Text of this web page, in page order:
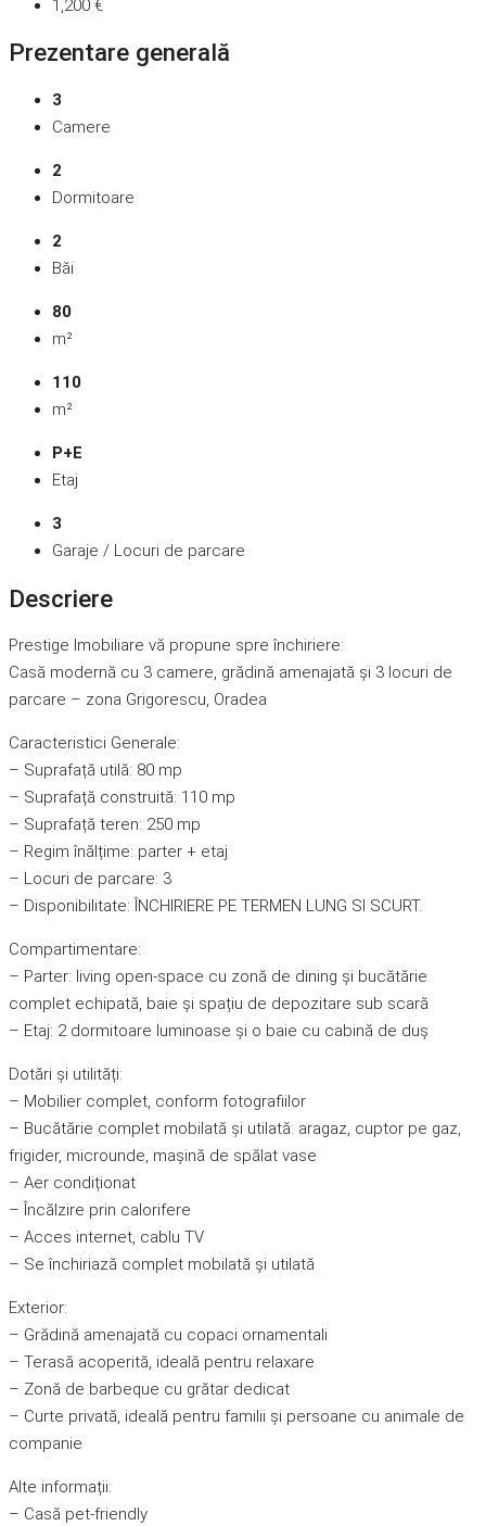
1,200 €
Prezentare generală
3
Camere
2
Dormitoare
2
Băi
80
m²
110
m²
P+E
Etaj
3
Garaje / Locuri de parcare
Descriere
Prestige Imobiliare vă propune spre închiriere:
Casă modernă cu 3 camere, grădină amenajată și 3 locuri de
parcare – zona Grigorescu, Oradea
Caracteristici Generale:
– Suprafață utilă: 80 mp
– Suprafață construită: 110 mp
– Suprafață teren: 250 mp
– Regim înălțime: parter + etaj
– Locuri de parcare: 3
– Disponibilitate: ÎNCHIRIERE PE TERMEN LUNG SI SCURT.
Compartimentare:
– Parter: living open-space cu zonă de dining și bucătărie
complet echipată, baie și spațiu de depozitare sub scară
– Etaj: 2 dormitoare luminoase și o baie cu cabină de duș
Dotări și utilități:
– Mobilier complet, conform fotografiilor
– Bucătărie complet mobilată și utilată: aragaz, cuptor pe gaz,
frigider, microunde, mașină de spălat vase
– Aer condiționat
– Încălzire prin calorifere
– Acces internet, cablu TV
– Se închiriază complet mobilată și utilată
Exterior:
– Grădină amenajată cu copaci ornamentali
– Terasă acoperită, ideală pentru relaxare
– Zonă de barbeque cu grătar dedicat
– Curte privată, ideală pentru familii și persoane cu animale de
companie
Alte informații:
– Casă pet-friendly